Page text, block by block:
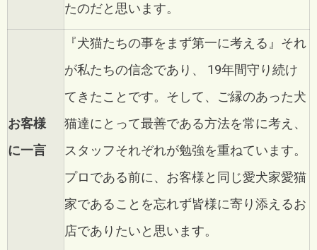
たのだと思います。
お客様
に一言
『犬猫たちの事をまず第一に考える』それ
が私たちの信念であり、
19年間守り続け
てきたことです。そして、ご縁のあった犬
猫達にとって最善である方法を常に考え、
スタッフそれぞれが勉強を重ねています。
プロである前に、お客様と同じ愛犬家愛猫
家であることを忘れず皆様に寄り添えるお
店でありたいと思います。